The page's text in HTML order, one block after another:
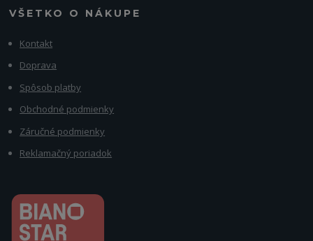
VŠETKO O NÁKUPE
Kontakt
Doprava
Spôsob platby
Obchodné podmienky
Záručné podmienky
Reklamačný poriadok